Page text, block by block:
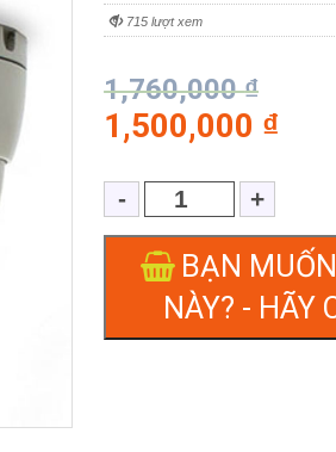
715 lượt xem
1,760,000₫
1,500,000 ₫
BẠN
NÀY? - HÃY